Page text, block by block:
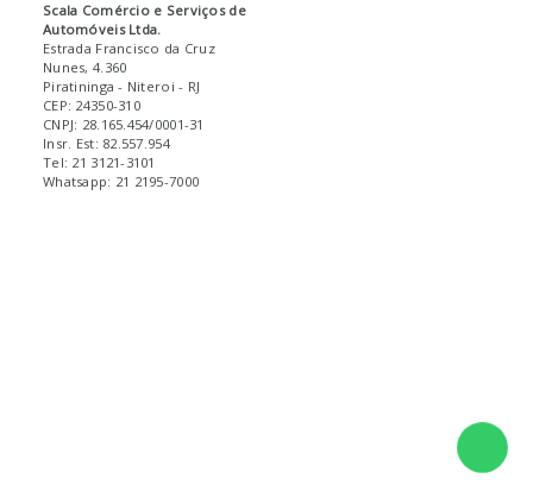
Scala Comércio e Serviços de
Automóveis Ltda.
Estrada Francisco da Cruz
Nunes, 4.360
Piratininga - Niteroi - RJ
CEP: 24350-310
CNPJ: 28.165.454/0001-31
Insr. Est: 82.557.954
Tel: 21 3121-3101
Whatsapp: 21 2195-7000
Fale